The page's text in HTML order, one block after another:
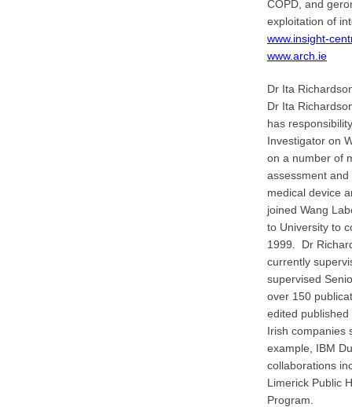
COPD, and
exploitation of
www.insight-
www.arch.ie
Dr Ita
Dr Ita
has
Investigator on
on a number of
assessment
medical device
joined Wang
to University to
1999. Dr
currently
supervised
over 150
edited
Irish companies
example, IBM
collaborations
Limerick Public
Program.